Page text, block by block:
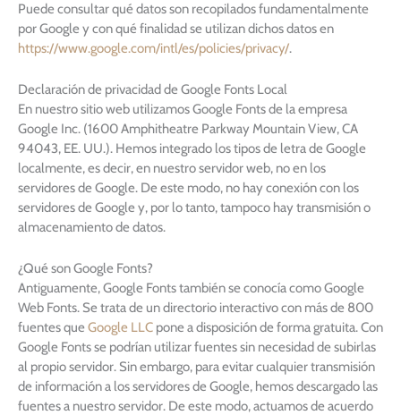
Puede consultar qué datos son recopilados fundamentalmente
por Google y con qué finalidad se utilizan dichos datos en
https://www.google.com/intl/es/policies/privacy/.
Declaración de privacidad de Google Fonts Local
En nuestro sitio web utilizamos Google Fonts de la empresa
Google Inc. (1600 Amphitheatre Parkway Mountain View, CA
94043, EE. UU.). Hemos integrado los tipos de letra de Google
localmente, es decir, en nuestro servidor web, no en los
servidores de Google. De este modo, no hay conexión con los
servidores de Google y, por lo tanto, tampoco hay transmisión o
almacenamiento de datos.
¿Qué son Google Fonts?
Antiguamente, Google Fonts también se conocía como Google
Web Fonts. Se trata de un directorio interactivo con más de 800
fuentes queGoogle LLC pone a disposición de forma gratuita. Con
Google Fonts se podrían utilizar fuentes sin necesidad de subirlas
al propio servidor. Sin embargo, para evitar cualquier transmisión
de información a los servidores de Google, hemos descargado las
fuentes a nuestro servidor. De este modo, actuamos de acuerdo